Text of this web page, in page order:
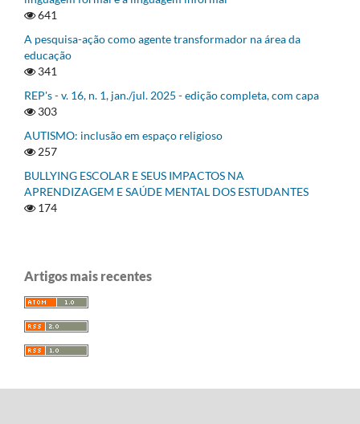
641
A pesquisa-ação como agente transformador na área da
educação
341
REP's - v. 16, n. 1, jan./jul. 2025 - edição completa, com capa
303
AUTISMO: inclusão em espaço religioso
257
BULLYING ESCOLAR E SEUS IMPACTOS NA
APRENDIZAGEM E SAÚDE MENTAL DOS ESTUDANTES
174
Artigos mais recentes